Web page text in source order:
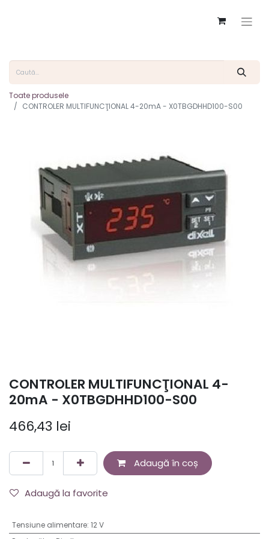
Toate produsele
CONTROLER MULTIFUNCŢIONAL 4-20mA - X0TBGDHHD100-S00
CONTROLER MULTIFUNCŢIONAL 4-
20mA - X0TBGDHHD100-S00
466,43 lei
Adaugă în coș
Adaugă la favorite
Tensiune alimentare: 12 V